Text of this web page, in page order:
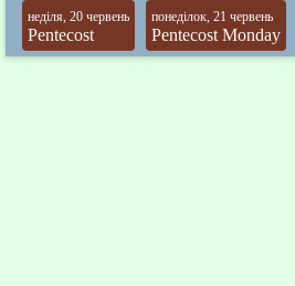
неділя, 20 червень
Pentecost
понеділок, 21 червень
Pentecost Monday